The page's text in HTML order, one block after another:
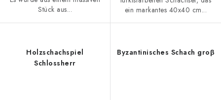
Stück aus...
ein markantes 40x40 cm...
Holzschachspiel
Schlossherr
Byzantinisches Schach groβ